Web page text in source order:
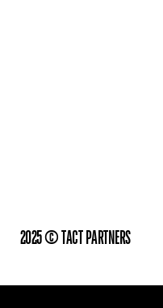
2025 © TACT PARTNERS